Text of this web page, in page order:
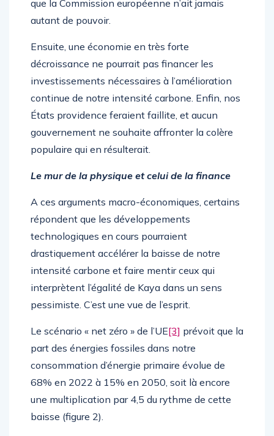
que la Commission européenne n’ait jamais
autant de pouvoir.
Ensuite, une économie en très forte
décroissance ne pourrait pas financer les
investissements nécessaires à l’amélioration
continue de notre intensité carbone. Enfin, nos
États providence feraient faillite, et aucun
gouvernement ne souhaite affronter la colère
populaire qui en résulterait.
Le mur de la physique et celui de la finance
A ces arguments macro-économiques, certains
répondent que les développements
technologiques en cours pourraient
drastiquement accélérer la baisse de notre
intensité carbone et faire mentir ceux qui
interprètent l’égalité de Kaya dans un sens
pessimiste. C’est une vue de l’esprit.
Le scénario « net zéro » de l’UE[3] prévoit que la
part des énergies fossiles dans notre
consommation d’énergie primaire évolue de
68% en 2022 à 15% en 2050, soit là encore
une multiplication par 4,5 du rythme de cette
baisse (figure 2).